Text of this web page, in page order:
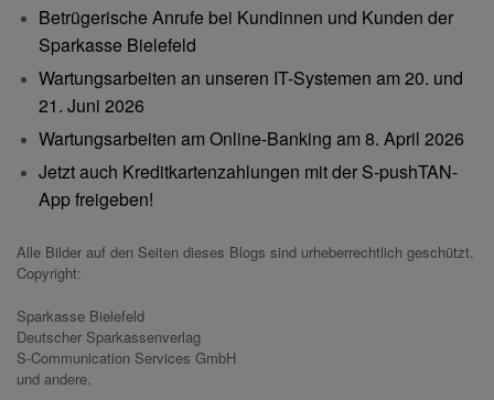
Betrügerische Anrufe bei Kundinnen und Kunden der
Sparkasse Bielefeld
Wartungsarbeiten an unseren IT-Systemen am 20. und
21. Juni 2026
Wartungsarbeiten am Online-Banking am 8. April 2026
Jetzt auch Kreditkartenzahlungen mit der S-pushTAN-
App freigeben!
Alle Bilder auf den Seiten dieses Blogs sind urheberrechtlich geschützt.
Copyright:
Sparkasse Bielefeld
Deutscher Sparkassenverlag
S-Communication Services GmbH
und andere.